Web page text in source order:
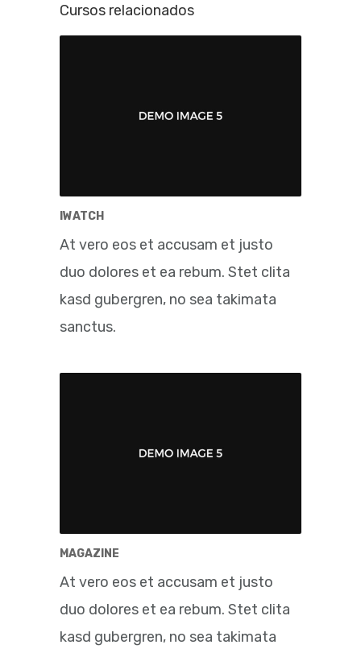
Cursos relacionados
IWATCH
At vero eos et accusam et justo
duo dolores et ea rebum. Stet clita
kasd gubergren, no sea takimata
sanctus.
MAGAZINE
At vero eos et accusam et justo
duo dolores et ea rebum. Stet clita
kasd gubergren, no sea takimata